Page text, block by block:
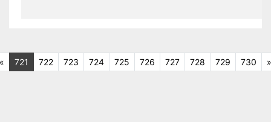
« 上十頁
721 722 723 724 725 726 727 728 729 730 »